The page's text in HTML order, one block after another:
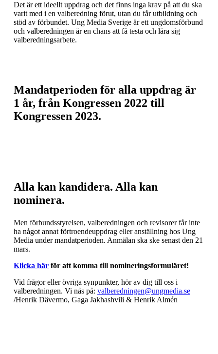
Det är ett ideellt uppdrag och det finns inga krav på att du ska
varit med i en valberedning förut, utan du får utbildning och
stöd av förbundet. Ung Media Sverige är ett ungdomsförbund
och valberedningen är en chans att få testa och lära sig
valberedningsarbete.
Mandatperioden för alla uppdrag är
1 år, från Kongressen 2022 till
Kongressen 2023.
Alla kan kandidera. Alla kan
nominera.
Men förbundsstyrelsen, valberedningen och revisorer får inte
ha något annat förtroendeuppdrag eller anställning hos Ung
Media under mandatperioden. Anmälan ska ske senast den 21
mars.
Klicka här för att komma till nomineringsformuläret!
Vid frågor eller övriga synpunkter, hör av dig till oss i
valberedningen. Vi nås på: valberedningen@ungmedia.se
/Henrik Dävermo, Gaga Jakhashvili & Henrik Almén